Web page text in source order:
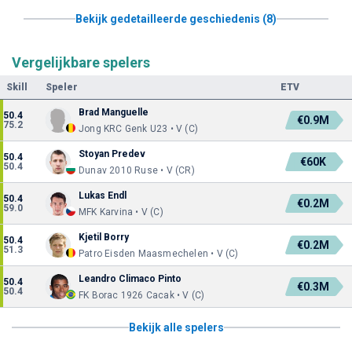
Bekijk gedetailleerde geschiedenis (8)
Vergelijkbare spelers
Skill Speler ETV
50.4
75.2
Brad Manguelle
Jong KRC Genk U23 • V (C)
€0.9M
50.4
50.4
Stoyan Predev
Dunav 2010 Ruse • V (CR)
€60K
50.4
59.0
Lukas Endl
MFK Karvina • V (C)
€0.2M
50.4
51.3
Kjetil Borry
Patro Eisden Maasmechelen • V (C)
€0.2M
50.4
50.4
Leandro Climaco Pinto
FK Borac 1926 Cacak • V (C)
€0.3M
Bekijk alle spelers